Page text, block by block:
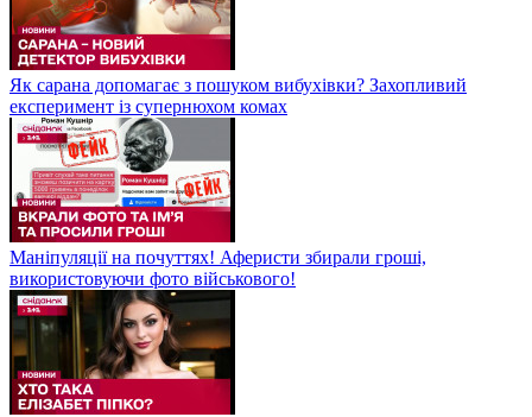
Як сарана допомагає з пошуком вибухівки? Захопливий
експеримент із супернюхом комах
Маніпуляції на почуттях! Аферисти збирали гроші,
використовуючи фото військового!